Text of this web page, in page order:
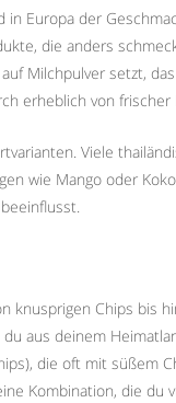
Europa der
die anders
Milchpulver setzt,
erheblich von frischer
Viele
wie Mango oder
knusprigen Chips bis
aus deinem
die oft mit süßem
Kombination, die du